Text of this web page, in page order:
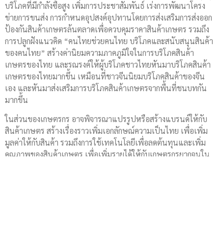
บริโภคที่มีกำลังซื้อสูง เพิ่มการประชาสัมพันธ์ เร่งการพัฒนาโครง
ข่ายการขนส่ง การกำหนดอุปสงค์อุปทานโดยการส่งเสริมการส่งออก
ป้องกันสินค้าเกษตรล้นตลาดเพื่อควบคุมราคาสินค้าเกษตร รวมถึง
การปลูกฝังแนวคิด “คนไทยช่วยคนไทย บริโภคและสนับสนุนสินค้า
ของคนไทย” สร้างค่านิยมความภาคภูมิใจในการบริโภคสินค้า
เกษตรของไทย และรณรงค์ให้ผู้บริโภคชาวไทยหันมาบริโภคสินค้า
เกษตรของไทยมากขึ้น เหมือนที่ชาวจีนนิยมบริโภคสินค้าของจีน
เอง และหันมาส่งเสริมการบริโภคสินค้าเกษตรจากพื้นที่ชนบทกัน
มากขึ้น
ในส่วนของเกษตรกร อาจพิจารณาแปรรูปหรือสร้างแบรนด์ให้กับ
สินค้าเกษตร สร้างเรื่องราวเพิ่มเอกลักษณ์ความเป็นไทย เพื่อเพิ่ม
มูลค่าให้กับสินค้า รวมถึงการใช้เทคโนโลยีเพื่อลดต้นทุนและเพิ่ม
คุณภาพของสินค้าเกษตร เพื่อเพิ่มรายได้ให้กับเกษตรกรยากจนใน